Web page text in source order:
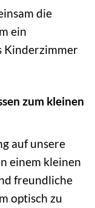
die
ein
Kinderzimmer
zum kleinen
auf unsere
einem kleinen
freundliche
optisch zu